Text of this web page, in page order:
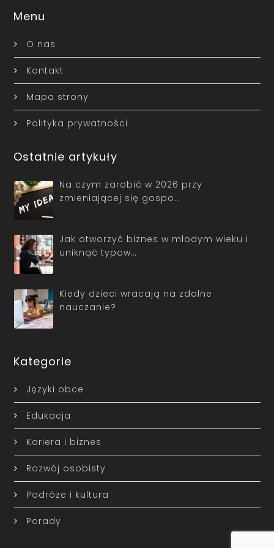
Menu
O nas
Kontakt
Mapa strony
Polityka prywatności
Ostatnie artykuły
Na czym zarobić w 2026 przy
zmieniającej się gospo…
Jak otworzyć biznes w młodym wieku i
uniknąć typow…
Kiedy dzieci wracają na zdalne
nauczanie?
Kategorie
Języki obce
Edukacja
Kariera i biznes
Rozwój osobisty
Podróże i kultura
Porady